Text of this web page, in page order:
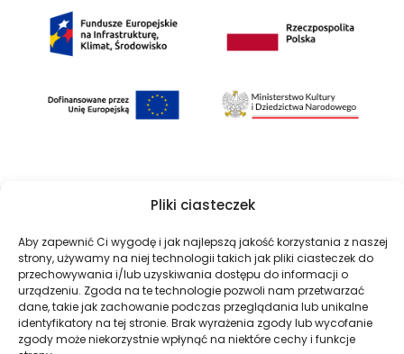
Pliki ciasteczek
Aby zapewnić Ci wygodę i jak najlepszą jakość korzystania z naszej
strony, używamy na niej technologii takich jak pliki ciasteczek do
przechowywania i/lub uzyskiwania dostępu do informacji o
urządzeniu. Zgoda na te technologie pozwoli nam przetwarzać
dane, takie jak zachowanie podczas przeglądania lub unikalne
identyfikatory na tej stronie. Brak wyrażenia zgody lub wycofanie
zgody może niekorzystnie wpłynąć na niektóre cechy i funkcje
©Archiwa Państwowe 2023
Wykonanie:nFinity.pl
Deklaracja dostępności
Polityka prywatności
Mapa strony